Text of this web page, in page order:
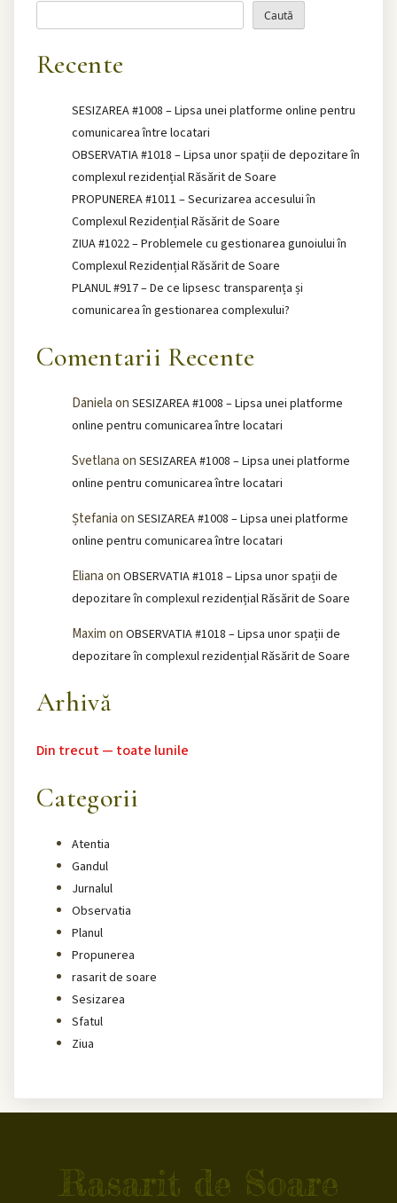
Caută
Recente
SESIZAREA #1008 – Lipsa unei platforme online pentru
comunicarea între locatari
OBSERVATIA #1018 – Lipsa unor spații de depozitare în
complexul rezidențial Răsărit de Soare
PROPUNEREA #1011 – Securizarea accesului în
Complexul Rezidențial Răsărit de Soare
ZIUA #1022 – Problemele cu gestionarea gunoiului în
Complexul Rezidențial Răsărit de Soare
PLANUL #917 – De ce lipsesc transparența și
comunicarea în gestionarea complexului?
Comentarii Recente
Danielaon SESIZAREA #1008 – Lipsa unei platforme
online pentru comunicarea între locatari
Svetlanaon SESIZAREA #1008 – Lipsa unei platforme
online pentru comunicarea între locatari
Ștefaniaon SESIZAREA #1008 – Lipsa unei platforme
online pentru comunicarea între locatari
Elianaon OBSERVATIA #1018 – Lipsa unor spații de
depozitare în complexul rezidențial Răsărit de Soare
Maximon OBSERVATIA #1018 – Lipsa unor spații de
depozitare în complexul rezidențial Răsărit de Soare
Arhivă
Din trecut — toate lunile
Categorii
Atentia
Gandul
Jurnalul
Observatia
Planul
Propunerea
rasarit de soare
Sesizarea
Sfatul
Ziua
Rasarit de Soare